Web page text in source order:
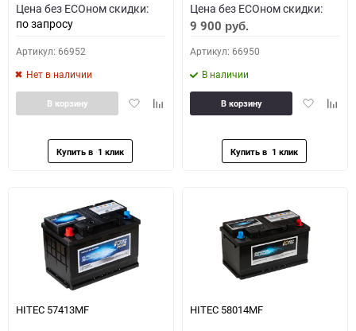
Цена без ECOном скидки:
по запросу
Артикул: 66952
Нет в наличии
ДобавитьДобавить
В корзину
Цена без ECOном скидки:
9 900 руб.
Артикул: 66950
В наличии
Добавить
В корзину
HITEC 57413MF HITEC 58014MF